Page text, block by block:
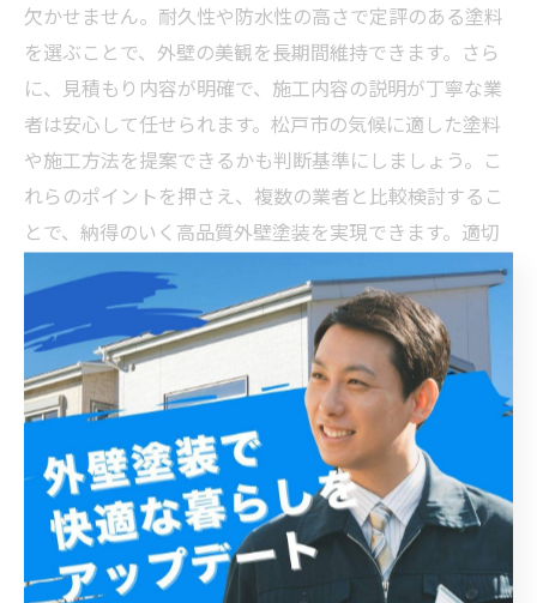
欠かせません。耐久性や防水性の高さで定評のある塗料
を選ぶことで、外壁の美観を長期間維持できます。さら
に、見積もり内容が明確で、施工内容の説明が丁寧な業
者は安心して任せられます。松戸市の気候に適した塗料
や施工方法を提案できるかも判断基準にしましょう。こ
れらのポイントを押さえ、複数の業者と比較検討するこ
とで、納得のいく高品質外壁塗装を実現できます。適切
な選び方で、長く快適な住環境を守りましょう。
総まとめ：松戸市で高品質外壁塗装を選ぶために押さ
えるべきポイント
松戸市で高品質な外壁塗装を選ぶためには、まず信頼で
きる業者選びが欠かせません。施工実績や口コミ、保証
内容を確認することが重要です。また、使用する塗料の
種類を理解しましょう。アクリル、ウレタン、シリコ